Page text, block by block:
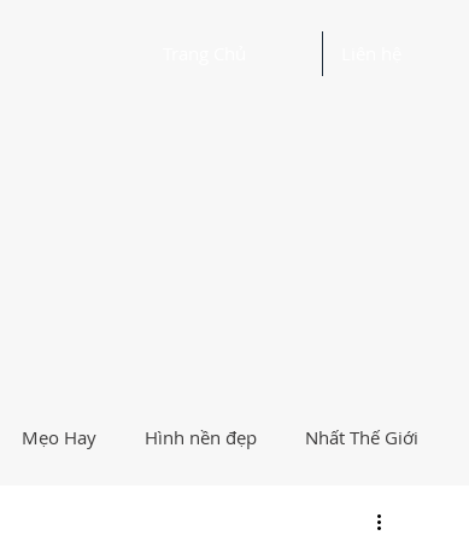
Mẹo Hay Hình nền đẹp Nhất Thế Giới
Hướng Dẫn